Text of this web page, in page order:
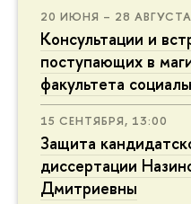
20 ИЮНЯ – 28 АВГУСТА
Консультации и
поступающих в
факультета
15 СЕНТЯБРЯ, 13:00
Защита
диссертации
Дмитриевны